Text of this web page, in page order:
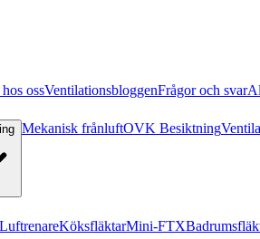
ossVentilationsbloggenFrågor och svar
Mekanisk frånluftOVK Besiktning
LuftrenareKöksfläktarMini-FTX